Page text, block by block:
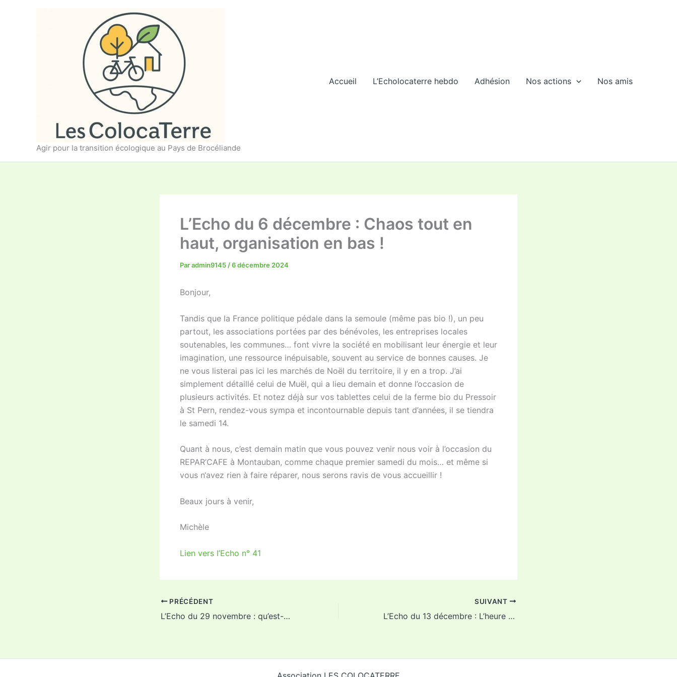
Agir pour la transition écologique au Pays de Brocéliande
Accueil L’Echolocaterre hebdo Adhésion Nos actions Nos amis
L’Echo du 6 décembre : Chaos tout en
haut, organisation en bas !
Paradmin9145 /6 décembre 2024
Bonjour,
Tandis que la France politique pédale dans la semoule (même pas bio !), un peu
partout, les associations portées par des bénévoles, les entreprises locales
soutenables, les communes… font vivre la société en mobilisant leur énergie et leur
imagination, une ressource inépuisable, souvent au service de bonnes causes. Je
ne vous listerai pas ici les marchés de Noël du territoire, il y en a trop. J’ai
simplement détaillé celui de Muël, qui a lieu demain et donne l’occasion de
plusieurs activités. Et notez déjà sur vos tablettes celui de la ferme bio du Pressoir
à St Pern, rendez-vous sympa et incontournable depuis tant d’années, il se tiendra
le samedi 14.
Quant à nous, c’est demain matin que vous pouvez venir nous voir à l’occasion du
REPAR’CAFE à Montauban, comme chaque premier samedi du mois… et même si
vous n‘avez rien à faire réparer, nous serons ravis de vous accueillir !
Beaux jours à venir,
Michèle
Lien vers l’Echo n° 41
PRÉCÉDENT
L’Echo du 29 novembre : qu’est-ce qu’il a, mon poisson ?*
SUIVANT
L’Echo du 13 décembre : L’heure des choix…